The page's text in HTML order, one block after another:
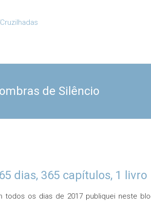
de Silêncio
dias, 365 capítulos, 1 livro
todos os dias de 2017 publiquei neste